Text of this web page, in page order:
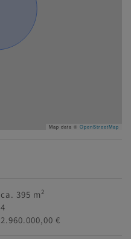
Map data © OpenStreetMap
ca. 395 m2
4
2.960.000,00 €